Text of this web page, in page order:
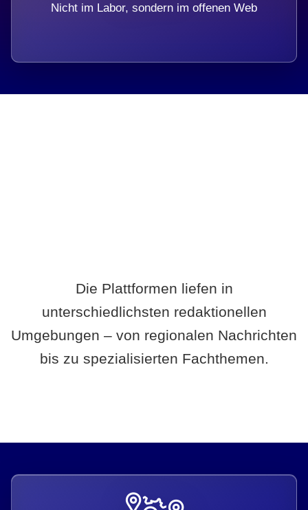
Nicht im Labor, sondern im offenen Web
Die Plattformen liefen in
unterschiedlichsten redaktionellen
Umgebungen – von regionalen Nachrichten
bis zu spezialisierten Fachthemen.